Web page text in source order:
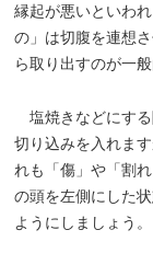
縁起が悪いといわ
の」は切腹を連想
ら取り出すのが一般
塩焼きなどにす
切り込みを入れま
れも「傷」や「割
の頭を左側にした
ようにしましょう。